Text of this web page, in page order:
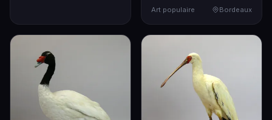
Art populaire
Bordeaux